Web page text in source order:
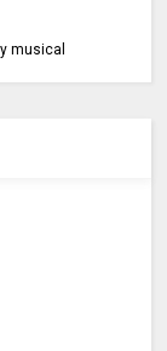
musical